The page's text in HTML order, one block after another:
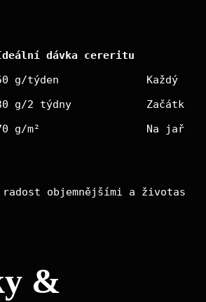
dávka cereritu
g/týden
Každý
g/2 týdny
Začátkem
g/m² Na jaře,
objemnějšími a
&